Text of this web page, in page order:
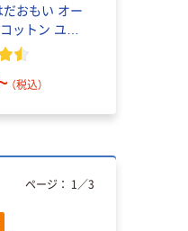
だおもい オー
ットン ユニ・
（税込）
ページ： 1 ／3